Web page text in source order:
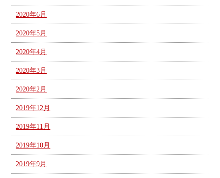
2020年6月
2020年5月
2020年4月
2020年3月
2020年2月
2019年12月
2019年11月
2019年10月
2019年9月